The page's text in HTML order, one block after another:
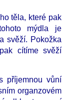
těla, které pak
mýdla je
svěží. Pokožka
cítíme svěží
příjemnou vůní
organzovém